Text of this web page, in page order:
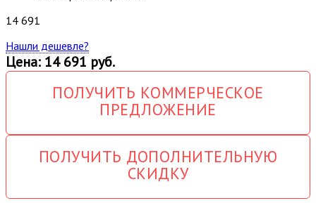
14 691
Нашли дешевле?
Цена: 14 691 руб.
ПОЛУЧИТЬ КОММЕРЧЕСКОЕ
ПРЕДЛОЖЕНИЕ
ПОЛУЧИТЬ ДОПОЛНИТЕЛЬНУЮ
СКИДКУ